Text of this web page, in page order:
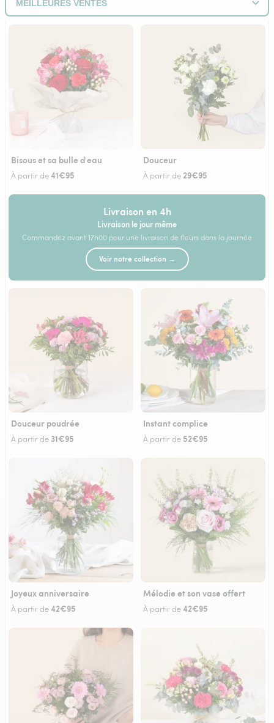
Bisous et sa bulle d'eau
À partir de41€95
Douceur
À partir de 29€95
Livraison en 4h
Livraison le jour même
Commandez avant 17h00 pour une livraison de fleurs dans la journée
Voir notre collection →
Douceur poudrée
À partir de 31€95
Instant complice
À partir de 52€95
Joyeux anniversaire
À partir de42€95
Mélodie et son vase offert
À partir de42€95